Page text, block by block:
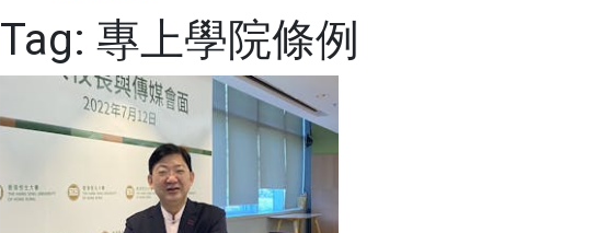
Tag: 專上學院條例